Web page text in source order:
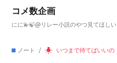
コメ数企画
にに💫🍃@リレー小説のやつ見てほしい
ノート wb_incandescent いつまで待てばいいの